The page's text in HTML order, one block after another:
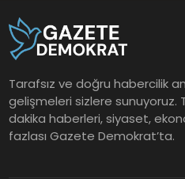
Tarafsız ve doğru habercilik
gelişmeleri sizlere sunuyoruz.
dakika haberleri, siyaset,
fazlası Gazete Demokrat’ta.